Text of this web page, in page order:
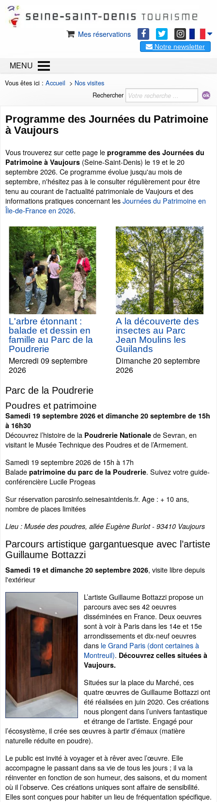
Mes réservations
Notre newsletter
MENU
Vous êtes ici : Accueil > Nos visites
Rechercher
Programme des Journées du Patrimoine
à Vaujours
Vous trouverez sur cette page le programme des Journées du
Patrimoine à Vaujours (Seine-Saint-Denis) le 19 et le 20
septembre 2026. Ce programme évolue jusqu'au mois de
septembre, n'hésitez pas à le consulter régulièrement pour être
tenu au courant de l'actualité patrimoniale de Vaujours et des
informations pratiques concernant lesJournées du Patrimoine en
Île-de-France en 2026.
L'arbre étonnant :
balade et dessin en
famille au Parc de la
Poudrerie
Mercredi 09 septembre
2026
A la découverte des
insectes au Parc
Jean Moulins les
Guilands
Dimanche 20 septembre
2026
Parc de la Poudrerie
Poudres et patrimoine
Samedi 19 septembre 2026 et dimanche 20 septembre de 15h
à 16h30
Découvrez l’histoire de la Poudrerie Nationale de Sevran, en
visitant le Musée Technique des Poudres et de l’Armement.
Samedi 19 septembre 2026 de 15h à 17h
Balade patrimoine du parc de la Poudrerie. Suivez votre guide-
conférencière Lucile Progeas
Sur réservation parcsinfo.seinesaintdenis.fr. Age : + 10 ans,
nombre de places limitées
Lieu : Musée des poudres, allée Eugène Burlot - 93410 Vaujours
Parcours artistique gargantuesque avec l’artiste
Guillaume Bottazzi
Samedi 19 et dimanche 20 septembre 2026, visite libre depuis
l'extérieur
L’artiste Guillaume Bottazzi propose un
parcours avec ses 42 oeuvres
disséminées en France. Deux oeuvres
sont à voir à Paris dans les 14e et 15e
arrondissements et dix-neuf oeuvres
dans le Grand Paris (dont certaines à
Montreuil). Découvrez celles situées à
Vaujours.
Situées sur la place du Marché, ces
quatre œuvres de Guillaume Bottazzi ont
été réalisées en juin 2020. Ces créations
nous plongent dans l’univers fantastique
et étrange de l’artiste. Engagé pour
l’écosystème, il crée ses œuvres à partir d’émaux (matière
naturelle réduite en poudre).
Le public est invité à voyager et à rêver avec l’œuvre. Elle
accompagne le passant dans sa vie de tous les jours ; il va la
réinventer en fonction de son humeur, des saisons, et du moment
où il l’observe. Ces créations uniques sont affaire de sensibilité.
Elles sont conçues pour habiter un lieu de fréquentation spécifique.